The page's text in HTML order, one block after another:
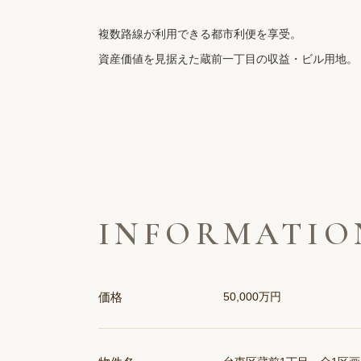
複数路線が利用できる都市利便を享受。
資産価値を見据えた蔵前一丁目の収益・ビル用地。
価格 50,000万円